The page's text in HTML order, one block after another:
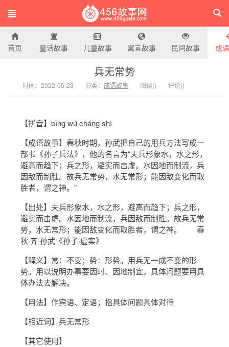
456故事网
首页 童话故事 儿童故事 寓言故事 民间故事 成
兵无常势
时间：2022-05-23 分类： 成语故事 阅读() 评论()
【拼音】bīng wú cháng shì
【成语故事】春秋时期，孙武把自己的用兵方法写成一
部书《孙子兵法》，他的名言为“夫兵形象水，水之形，
避高而趋下；兵之形，避实而击虚。水因地而制流，兵
因敌而制胜。故兵无常势，水无常形；能因敌变化而取
胜者，谓之神。”
【出处】夫兵形象水，水之形，避高而趋下；兵之形，
避实而击虚。水因地而制流，兵因敌而制胜。故兵无常
势，水无常形；能因敌变化而取胜者，谓之神。 春
秋·齐·孙武《孙子·虚实》
【释义】常：不变；势：形势。用兵无一成不变的形
势。用以说明办事要因时、因地制宜，具体问题要用具
体办法去解决。
【用法】作宾语、定语；指具体问题具体对待
【相近词】兵无常形
【其它使用】